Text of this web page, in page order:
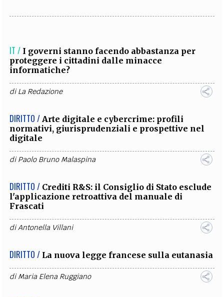
IT / I governi stanno facendo abbastanza per
proteggere i cittadini dalle minacce
informatiche?
diLa Redazione
DIRITTO / Arte digitale e cybercrime: profili
normativi, giurisprudenziali e prospettive nel
digitale
diPaolo Bruno Malaspina
DIRITTO / Crediti R&S: il Consiglio di Stato esclude
l'applicazione retroattiva del manuale di
Frascati
diAntonella Villani
DIRITTO / La nuova legge francese sulla eutanasia
diMaria Elena Ruggiano